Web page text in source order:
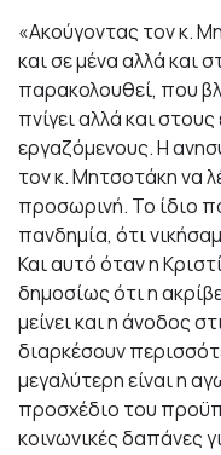
«Ακούγοντας τον κ.
και σε μένα αλλά και
παρακολουθεί, που
πνίγει αλλά και
εργαζόμενους. Η
τον κ. Μητσοτάκη να
προσωρινή. Το ίδιο
πανδημία, ότι
Και αυτό όταν η
δημοσίως ότι η
μείνει και η άνοδος
διαρκέσουν
μεγαλύτερη είναι η
προσχέδιο του
κοινωνικές δαπάνες